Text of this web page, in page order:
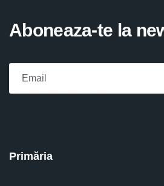
Aboneaza-te la
Primăria